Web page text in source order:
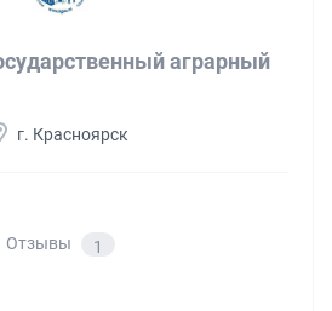
аграрный
г. Красноярск
Отзывы 1